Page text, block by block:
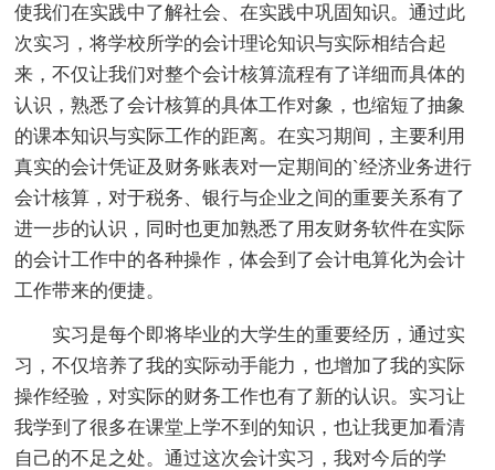
使我们在实践中了解社会、在实践中巩固知识。通过此
次实习，将学校所学的会计理论知识与实际相结合起
来，不仅让我们对整个会计核算流程有了详细而具体的
认识，熟悉了会计核算的具体工作对象，也缩短了抽象
的课本知识与实际工作的距离。在实习期间，主要利用
真实的会计凭证及财务账表对一定期间的`经济业务进行
会计核算，对于税务、银行与企业之间的重要关系有了
进一步的认识，同时也更加熟悉了用友财务软件在实际
的会计工作中的各种操作，体会到了会计电算化为会计
工作带来的便捷。
实习是每个即将毕业的大学生的重要经历，通过实
习，不仅培养了我的实际动手能力，也增加了我的实际
操作经验，对实际的财务工作也有了新的认识。实习让
我学到了很多在课堂上学不到的知识，也让我更加看清
自己的不足之处。通过这次会计实习，我对今后的学